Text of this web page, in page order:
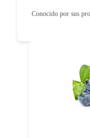
Conocido por sus